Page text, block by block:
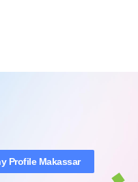
Profile Makassar